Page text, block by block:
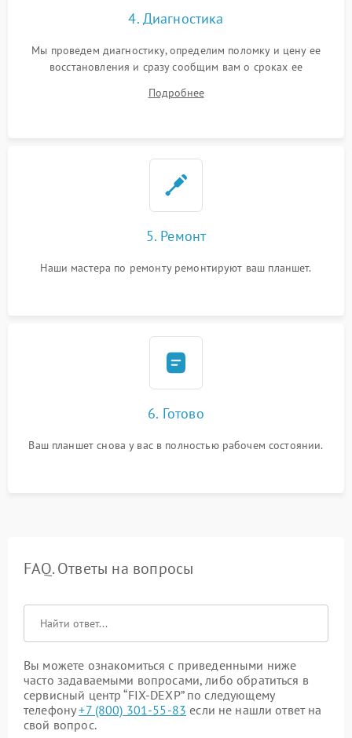
4. Диагностика
Мы проведем диагностику, определим поломку и цену ее
восстановления и сразу сообщим вам о сроках ее
Подробнее
5. Ремонт
Наши мастера по ремонту ремонтируют ваш планшет.
6. Готово
Ваш планшет снова у вас в полностью рабочем состоянии.
FAQ. Ответы на вопросы
Вы можете ознакомиться с приведенными ниже
часто задаваемыми вопросами, либо обратиться в
сервисный центр “FIX-DEXP” по следующему
телефону+7 (800) 301-55-83 если не нашли ответ на
свой вопрос.